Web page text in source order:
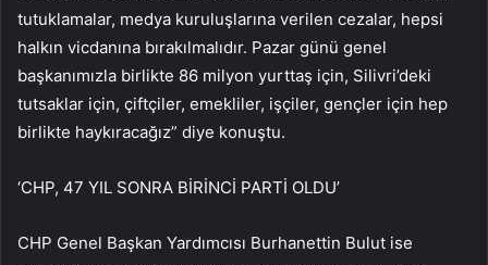
tutuklamalar, medya kuruluşlarına verilen cezalar, hepsi
halkın vicdanına bırakılmalıdır. Pazar günü genel
başkanımızla birlikte 86 milyon yurttaş için, Silivri’deki
tutsaklar için, çiftçiler, emekliler, işçiler, gençler için hep
birlikte haykıracağız” diye konuştu.
‘CHP, 47 YIL SONRA BİRİNCİ PARTİ OLDU’
CHP Genel Başkan Yardımcısı Burhanettin Bulut ise